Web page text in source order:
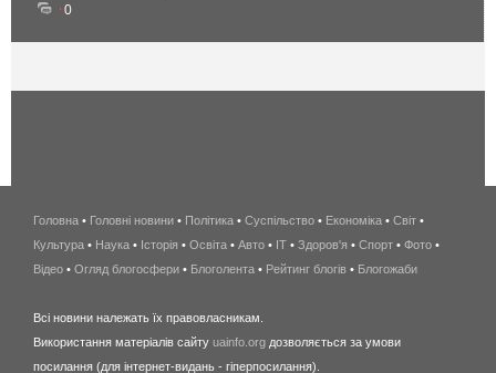
0
беспроводной
интернет
киев
wimax
Головна • Головні новини • Політика • Суспільство • Економіка • Світ •
Культура • Наука • Історія • Освіта • Авто • IT • Здоров'я • Спорт • Фото •
Відео • Огляд блогосфери • Блоголента • Рейтинг блогів • Блогожаби
Всі новини належать їх правовласникам.
Використання матеріалів сайту uainfo.org дозволяється за умови
посилання (для інтернет-видань - гіперпосилання).